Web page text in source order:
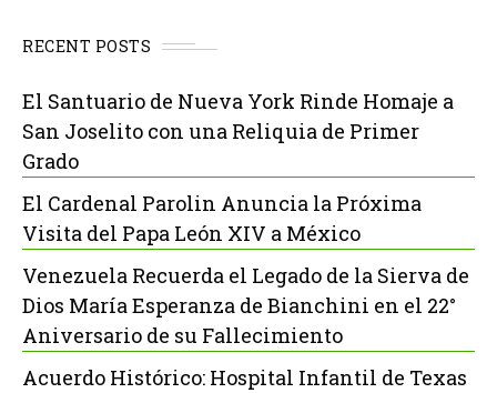
RECENT POSTS
El Santuario de Nueva York Rinde Homaje a
San Joselito con una Reliquia de Primer
Grado
El Cardenal Parolin Anuncia la Próxima
Visita del Papa León XIV a México
Venezuela Recuerda el Legado de la Sierva de
Dios María Esperanza de Bianchini en el 22°
Aniversario de su Fallecimiento
Acuerdo Histórico: Hospital Infantil de Texas